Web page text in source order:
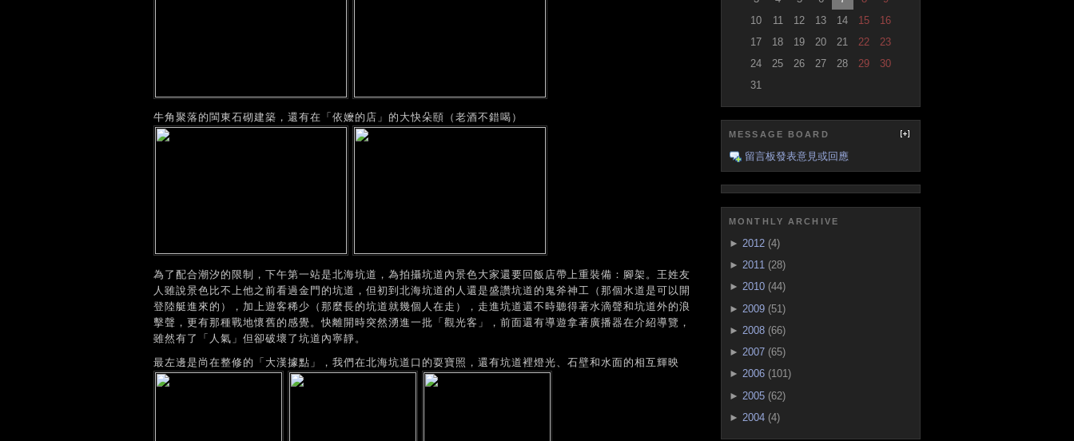
牛角聚落的閩東石砌建築，還有在「依嬤的店」的大快朵頤（老酒不錯喝）
為了配合潮汐的限制，下午第一站是北海坑道，為拍攝坑道內景色大家還要回飯店帶上重裝備：腳架。王姓友
人雖說景色比不上他之前看過金門的坑道，但初到北海坑道的人還是盛讚坑道的鬼斧神工（那個水道是可以開
登陸艇進來的），加上遊客稀少（那麼長的坑道就幾個人在走），走進坑道還不時聽得著水滴聲和坑道外的浪
擊聲，更有那種戰地懷舊的感覺。快離開時突然湧進一批「觀光客」，前面還有導遊拿著廣播器在介紹導覽，
雖然有了「人氣」但卻破壞了坑道內寧靜。
最左邊是尚在整修的「大漢據點」，我們在北海坑道口的耍寶照，還有坑道裡燈光、石壁和水面的相互輝映
10
11 12 13 14 15
16
17
18 19 20 21 22
23
24
25 26 27 28 29
30
31
MESSAGE BOARD
留言板發表意見或回應
MONTHLY ARCHIVE
► 2012 (4)
► 2011 (28)
► 2010 (44)
► 2009 (51)
► 2008 (66)
► 2007 (65)
► 2006 (101)
► 2005 (62)
► 2004 (4)